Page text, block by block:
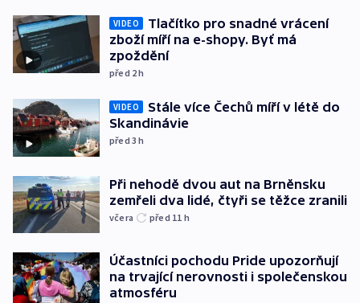
VIDEO
Tlačítko pro snadné vrácení
zboží míří na e-shopy. Byť má
zpoždění
před 2h
VIDEO
Stále více Čechů míří v létě do
Skandinávie
před 3h
Při nehodě dvou aut na Brněnsku
zemřeli dva lidé, čtyři se těžce zranili
včera před 11 h
Účastníci pochodu Pride upozorňují
na trvající nerovnosti i společenskou
atmosféru